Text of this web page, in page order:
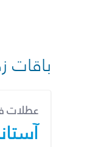
باقات
عطلات